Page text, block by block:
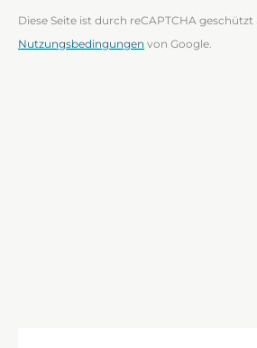
Diese Seite ist durch reCAPTCHA
Nutzungsbedingungen von Google.